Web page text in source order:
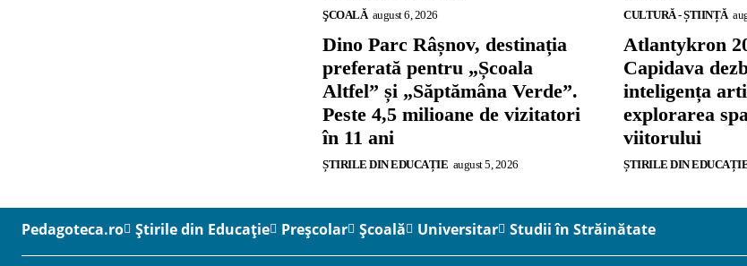
ŞCOALĂ august 6, 2026
Dino Parc Râșnov, destinația
preferată pentru „Școala
Altfel” și „Săptămâna Verde”.
Peste 4,5 milioane de vizitatori
în 11 ani
ȘTIRILE DIN EDUCAȚIE august 5, 2026
CULTURĂ - ȘTIINȚĂ
Atlantykron
Capidava
inteligența
explorarea
viitorului
ȘTIRILE DIN
Pedagoteca.ro Știrile din Educație Preșcolar Școală Universitar Studii în Străinătate